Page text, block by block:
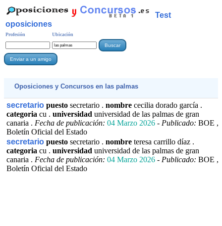
Test
oposiciones
Profesión Ubicación
Oposiciones y Concursos en las palmas
secretario puesto secretario . nombre cecilia dorado garcía .
categoria cu . universidad universidad de las palmas de gran
canaria . Fecha de publicación: 04 Marzo 2026 - Publicado: BOE ,
Boletín Oficial del Estado
secretario puesto secretario . nombre teresa carrillo díaz .
categoria cu . universidad universidad de las palmas de gran
canaria . Fecha de publicación: 04 Marzo 2026 - Publicado: BOE ,
Boletín Oficial del Estado